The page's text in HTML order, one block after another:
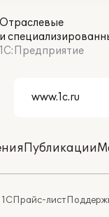
Отраслевые
и
1С:Предприятие
Публикации
Прайс-лист